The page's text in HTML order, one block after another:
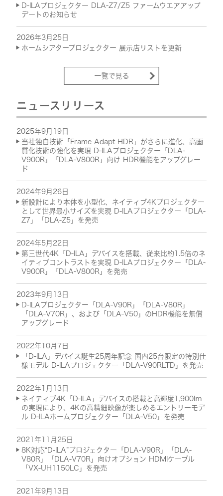
一覧で見る
D-ILAプロジェクター DLA-Z7/Z5 ファームウエアアップ
デートのお知らせ
2026年3月25日
ホームシアタープロジェクター 展示店リストを更新
ニュースリリース
2025年9月19日
当社独自技術「Frame Adapt HDR」がさらに進化、高画
質化技術の強化を実現 D-ILAプロジェクター「DLA-
V900R」「DLA-V800R」向け HDR機能をアップグレー
ド
2024年9月26日
新設計により本体を小型化、ネイティブ4Kプロジェクター
として世界最小サイズを実現 D-ILAプロジェクター「DLA-
Z7」「DLA-Z5」を発売
2024年5月22日
第三世代4K「D-ILA」デバイスを搭載、従来比約1.5倍のネ
イティブコントラストを実現 D-ILAプロジェクター「DLA-
V900R」「DLA-V800R」を発売
2023年9月13日
D-ILAプロジェクター「DLA-V90R」「DLA-V80R」
「DLA-V70R」、および「DLA-V50」のHDR機能を無償
アップグレード
2022年10月7日
「D-ILA」デバイス誕生25周年記念 国内25台限定の特別仕
様モデル D-ILAプロジェクター「DLA-V90RLTD」を発売
2022年1月13日
ネイティブ4K「D-ILA」デバイスの搭載と高輝度1,900lｍ
の実現により、4Kの高精細映像が楽しめるエントリーモデ
ル D-ILAホームプロジェクター「DLA-V50」を発売
2021年11月25日
8K対応“D-ILA”プロジェクター「DLA-V90R」「DLA-
V80R」「DLA-V70R」向けオプション HDMIケーブル
「VX-UH1150LC」を発売
2021年9月13日